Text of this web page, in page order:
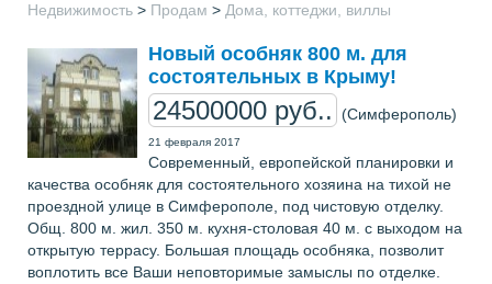
Недвижимость > Продам > Дома, коттеджи, виллы
Новый особняк 800 м. для
состоятельных в Крыму!
24500000 руб.. (Симферополь)
21 февраля 2017
Современный, eвропейской планировки и
качества особняк для состоятельного хозяина на тихой не
проездной улице в Симферополе, под чистовую отделку.
Общ. 800 м. жил. 350 м. кухня-столовая 40 м. с выходом на
открытую террасу. Большая площадь особняка, позволит
воплотить все Ваши неповторимые замыслы по отделке.